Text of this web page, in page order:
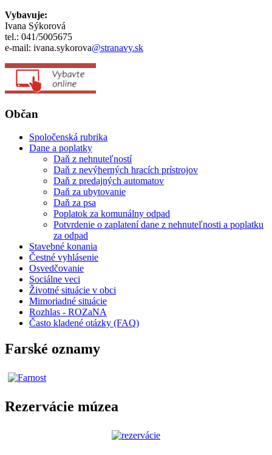
Vybavuje:
Ivana Sýkorová
tel.: 041/5005675
e-mail: ivana.sykorova@stranavy.sk
Občan
Spoločenská rubrika
Dane a poplatky
Daň z nehnuteľností
Daň z nevýherných hracích prístrojov
Daň z predajných automatov
Daň za ubytovanie
Daň za psa
Poplatok za komunálny odpad
Potvrdenie o zaplatení dane z nehnuteľnosti a poplatku
za odpad
Stavebné konania
Čestné vyhlásenie
Osvedčovanie
Sociálne veci
Životné situácie v obci
Mimoriadné situácie
Rozhlas - ROZaNA
Často kladené otázky (FAQ)
Farské oznamy
Rezervácie múzea